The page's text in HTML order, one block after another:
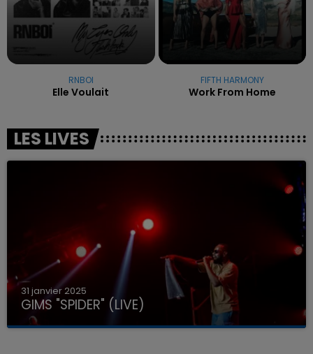
RNBOI
Elle Voulait
FIFTH HARMONY
Work From Home
LES LIVES
31 janvier 2025
GIMS "SPIDER" (LIVE)